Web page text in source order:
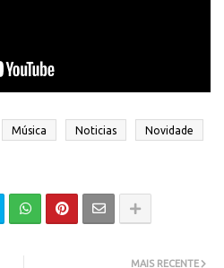
Música Noticias Novidade
MAIS RECENTE